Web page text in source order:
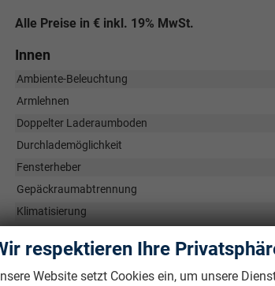
Alle Preise in € inkl. 19% MwSt.
Innen
Ambiente-Beleuchtung
Armlehnen
Doppelter Laderaumboden
Durchlademöglichkeit
Fensterheber
Gepäckraumabtrennung
Klimatisierung
Lenkrad
in Leder, höhenverstellbar, mit
Sitze
Isofix (Kindersitzbefestigung),
respektieren Ihre
Website setzt Cookies ein, um unsere